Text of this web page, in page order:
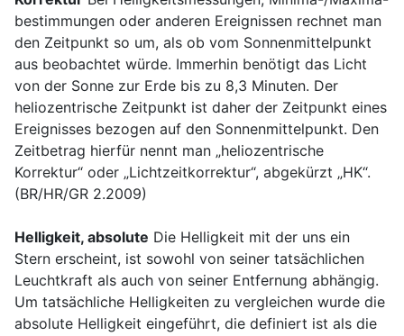
bestimmungen oder anderen Ereignissen rechnet man
den Zeitpunkt so um, als ob vom Sonnenmittelpunkt
aus beobachtet würde. Immerhin benötigt das Licht
von der Sonne zur Erde bis zu 8,3 Minuten. Der
heliozentrische Zeitpunkt ist daher der Zeitpunkt eines
Ereignisses bezogen auf den Sonnenmittelpunkt. Den
Zeitbetrag hierfür nennt man „heliozentrische
Korrektur“ oder „Lichtzeitkorrektur“, abgekürzt „HK“.
(BR/HR/GR 2.2009)
Helligkeit, absolute Die Helligkeit mit der uns ein
Stern erscheint, ist sowohl von seiner tatsächlichen
Leuchtkraft als auch von seiner Entfernung abhängig.
Um tatsächliche Helligkeiten zu vergleichen wurde die
absolute Helligkeit eingeführt, die definiert ist als die